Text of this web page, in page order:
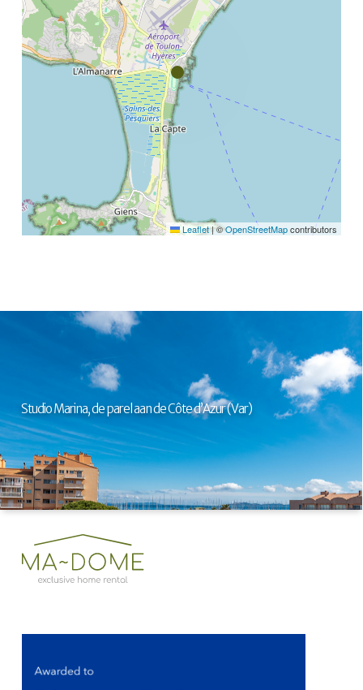
Leaflet|©OpenStreetMapcontributors
Studio Marina, de parel aan de Côte d’Azur (Var)